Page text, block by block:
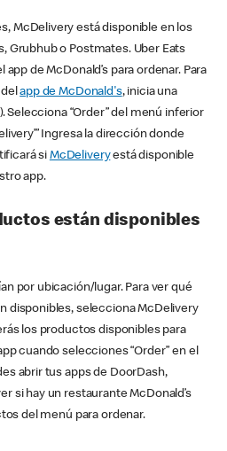
McDelivery está disponible en los
Grubhub o Postmates. Uber Eats
de McDonald’s para ordenar. Para
delapp de McDonald's, inicia una
Selecciona “Order” del menú inferior
Ingresa la dirección donde
si McDeliveryestá disponible
app.
están disponibles
por ubicación/lugar. Para ver qué
disponibles, selecciona McDelivery
los productos disponibles para
cuando selecciones “Order” en el
abrir tus apps de DoorDash,
si hay un restaurante McDonald’s
del menú para ordenar.